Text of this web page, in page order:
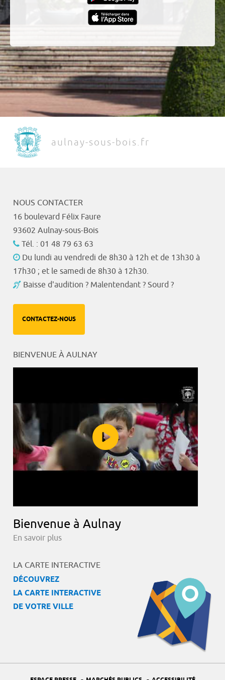
aulnay-sous-bois.fr
NOUS CONTACTER
16 boulevard Félix Faure
93602 Aulnay-sous-Bois
Tél. : 01 48 79 63 63
Du lundi au vendredi de 8h30 à 12h et de 13h30 à
17h30 ; et le samedi de 8h30 à 12h30.
Baisse d'audition ? Malentendant ? Sourd ?
CONTACTEZ-NOUS
BIENVENUE À AULNAY
Bienvenue à Aulnay
En savoir plus
LA CARTE INTERACTIVE
DÉCOUVREZ
LA CARTE INTERACTIVE
DE VOTRE VILLE